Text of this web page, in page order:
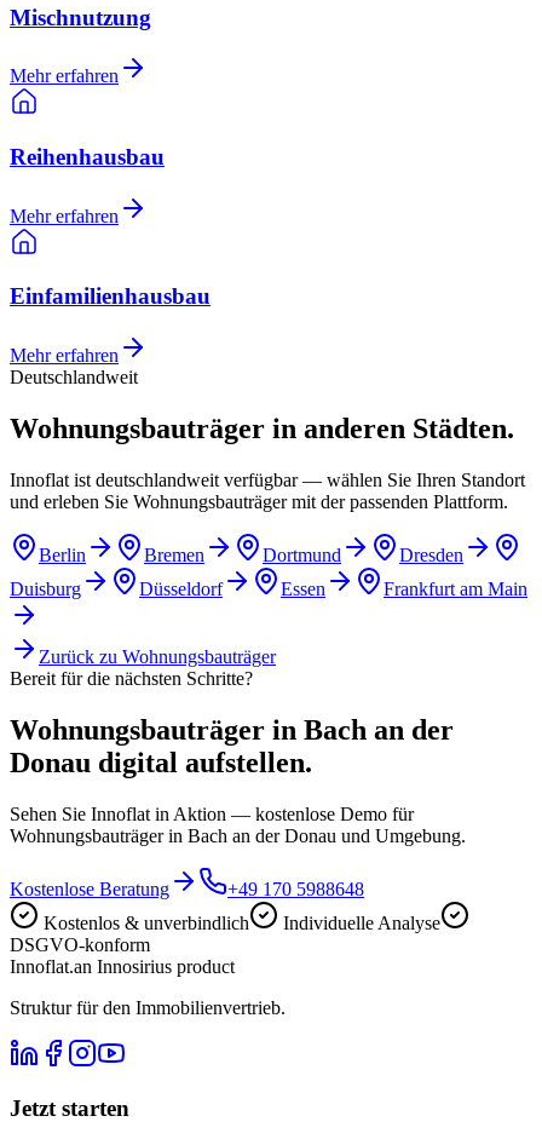
Mischnutzung
Mehr erfahren
Reihenhausbau
Mehr erfahren
Einfamilienhausbau
Mehr erfahren
Deutschlandweit
Wohnungsbauträger in anderen Städten.
Innoflat ist deutschlandweit verfügbar — wählen Sie Ihren Standort
und erleben Sie Wohnungsbauträger mit der passenden Plattform.
Berlin Bremen Dortmund
Dresden
Duisburg
Düsseldorf Essen Frankfurt am Main
Zurück zu Wohnungsbauträger
Bereit für die nächsten Schritte?
Wohnungsbauträger in Bach an der
Donau digital aufstellen.
Sehen Sie Innoflat in Aktion — kostenlose Demo für
Wohnungsbauträger in Bach an der Donau und Umgebung.
Kostenlose Beratung
+49 170 5988648
Kostenlos & unverbindlich
Individuelle Analyse
DSGVO-konform
Innoflat.an Innosirius product
Struktur für den Immobilienvertrieb.
Jetzt starten